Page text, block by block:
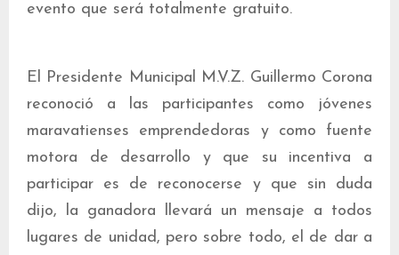
evento que será totalmente gratuito.
El Presidente Municipal M.V.Z. Guillermo Corona
reconoció a las participantes como jóvenes
maravatienses emprendedoras y como fuente
motora de desarrollo y que su incentiva a
participar es de reconocerse y que sin duda
dijo, la ganadora llevará un mensaje a todos
lugares de unidad, pero sobre todo, el de dar a